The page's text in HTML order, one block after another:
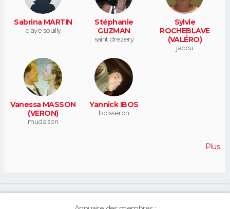
Sabrina MARTIN
claye souilly
Stéphanie
GUZMAN
saint drezery
Sylvie
ROCHEBLAVE
(VALÉRO)
jacou
Vanessa MASSON
(VERON)
mudaison
Yannick IBOS
boisseron
Plus